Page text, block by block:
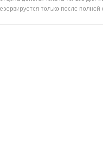
только после